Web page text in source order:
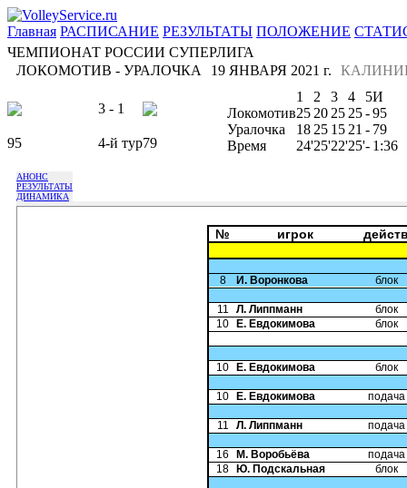
Главная РАСПИСАНИЕ РЕЗУЛЬТАТЫ ПОЛОЖЕНИЕ
ЧЕМПИОНАТ РОССИИ СУПЕРЛИГА
ЛОКОМОТИВ - УРАЛОЧКА
19 ЯНВАРЯ 2021 г.
3 - 1
95 4-й тур79
1 2 3 4 5И
Локомотив25 20 25 25-95
Уралочка
18 25 15 21 - 79
Время
24'25'22'25'- 1:36
АНОНС
РЕЗУЛЬТАТЫ
ДИНАМИКА
№ игрок
8 И. Воронкова блок
11 Л. Липпманн
блок
10
Е. Евдокимова блок
10 Е. Евдокимова блок
10 Е. Евдокимова подача
11 Л. Липпманн подача
16 М. Воробьёва
подача
18
Ю. Подскальная блок